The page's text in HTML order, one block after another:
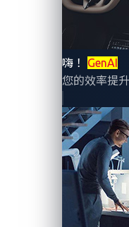
嗨！ GenAI
您的效率提
Platform上開發的車
技術，具有
自車輛端點的遙測
(XDR)平台，
(VSOC)的網路
用豐富的網路安全威
庫，依循原型車
），在車輛發生
擊偵測的速度與精準
斷，成功強化車輛連
輛錯誤診斷以及軟體